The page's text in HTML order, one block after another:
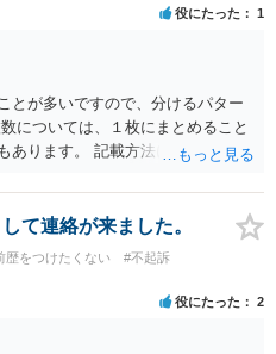
役にたった 1
とが多いですので、分けるパター
については、１枚にまとめること
あります。 記載方法については、
良いかと考えます。
て連絡が来ました。
歴をつけたくない
#不起訴
役にたった 2